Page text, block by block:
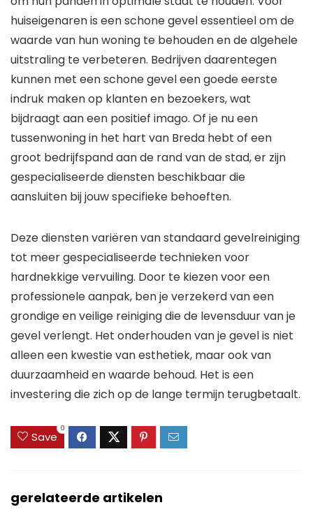
huiseigenaren is een schone gevel essentieel om de
waarde van hun woning te behouden en de algehele
uitstraling te verbeteren. Bedrijven daarentegen
kunnen met een schone gevel een goede eerste
indruk maken op klanten en bezoekers, wat
bijdraagt aan een positief imago. Of je nu een
tussenwoning in het hart van Breda hebt of een
groot bedrijfspand aan de rand van de stad, er zijn
gespecialiseerde diensten beschikbaar die
aansluiten bij jouw specifieke behoeften.
Deze diensten variëren van standaard gevelreiniging
tot meer gespecialiseerde technieken voor
hardnekkige vervuiling. Door te kiezen voor een
professionele aanpak, ben je verzekerd van een
grondige en veilige reiniging die de levensduur van je
gevel verlengt. Het onderhouden van je gevel is niet
alleen een kwestie van esthetiek, maar ook van
duurzaamheid en waarde behoud. Het is een
investering die zich op de lange termijn terugbetaalt.
Save
0
gerelateerde artikelen